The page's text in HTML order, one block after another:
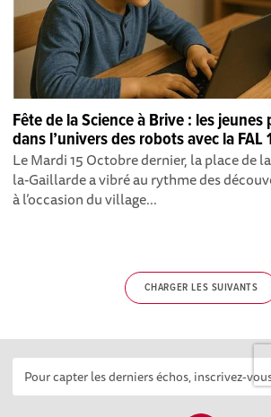
Fête de la Science à Brive : les
dans l’univers des robots avec la FAL
Le Mardi 15 Octobre dernier, la place de
la-Gaillarde a vibré au rythme des
à l’occasion du village...
CHARGER LES SUIVANTS